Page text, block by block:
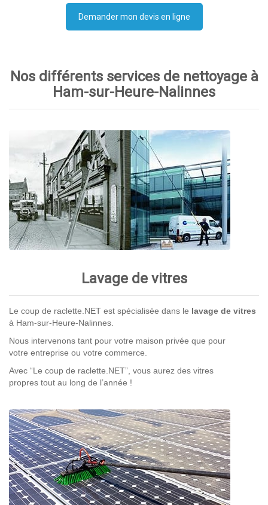
Demander mon devis en ligne
Nos différents services de nettoyage à
Ham-sur-Heure-Nalinnes
Lavage de vitres
Le coup de raclette.NET est spécialisée dans le lavage de vitres
à Ham-sur-Heure-Nalinnes.
Nous intervenons tant pour votre maison privée que pour
votre entreprise ou votre commerce.
Avec “Le coup de raclette.NET”, vous aurez des vitres
propres tout au long de l’année !